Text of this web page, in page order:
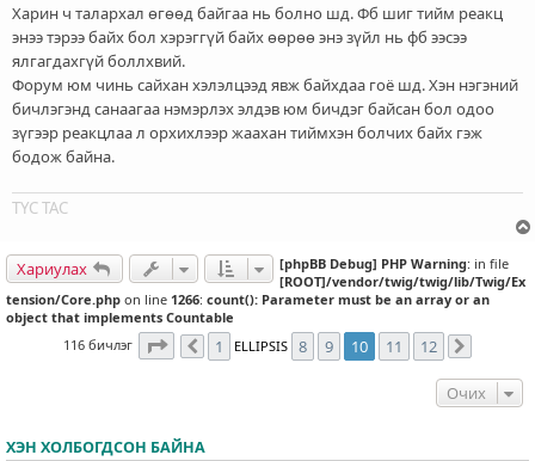
ч
л
э
г
Харин ч талархал өгөөд байгаа нь болно шд. Фб шиг тийм реакц
энээ тэрээ байх бол хэрэггүй байх өөрөө энэ зүйл нь фб ээсээ
ялгагдахгүй боллхвий.
Форум юм чинь сайхан хэлэлцээд явж байхдаа гоё шд. Хэн нэгэний
бичлэгэнд санаагаа нэмэрлэх элдэв юм бичдэг байсан бол одоо
зүгээр реакцлаа л орхихлээр жаахан тиймхэн болчих байх гэж
бодож байна.
ТҮС ТАС
Хариулах [phpBB Debug] PHP Warning: in file
[ROOT]/vendor/twig/twig/lib/Twig/Ex
tension/Core.php on line 1266: count(): Parameter must be an array or an
object that implements Countable
116 бичлэг
хуудасны12дахь нь
Өмнөх
1 ELLIPSIS 8 9 10 11 12
Очих
ХЭН ХОЛБОГДСОН БАЙНА